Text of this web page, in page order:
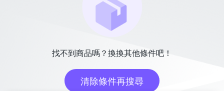
找不到商品嗎？換換其他條件吧！
清除條件再搜尋